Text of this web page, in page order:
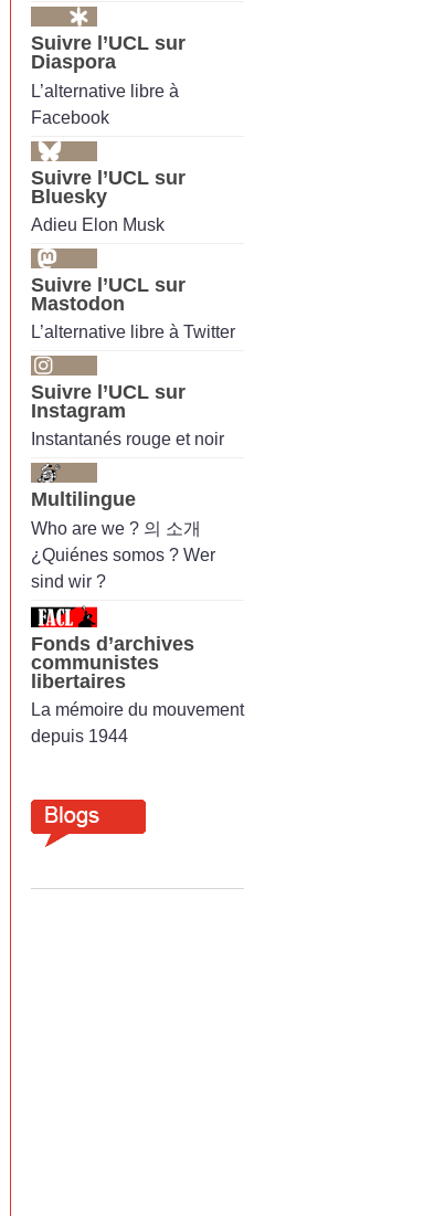
Suivre l’UCL sur
Diaspora
L’alternative libre à
Facebook
Suivre l’UCL sur
Bluesky
Adieu Elon Musk
Suivre l’UCL sur
Mastodon
L’alternative libre à Twitter
Suivre l’UCL sur
Instagram
Instantanés rouge et noir
Multilingue
Who are we ? 의 소개
¿Quiénes somos ? Wer
sind wir ?
Fonds d’archives
communistes
libertaires
La mémoire du mouvement
depuis 1944